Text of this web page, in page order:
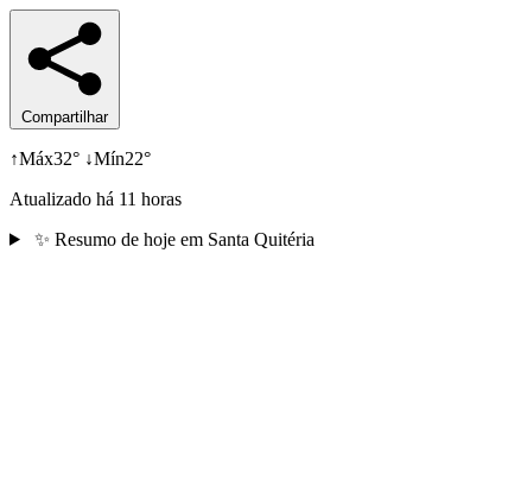
Compartilhar
↑Máx32° ↓Mín22°
Atualizado há 11 horas
✨ Resumo de hoje em Santa Quitéria